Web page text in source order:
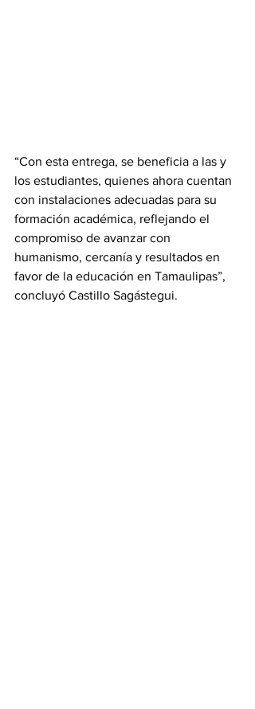
“Con esta entrega, se beneficia a las y
los estudiantes, quienes ahora cuentan
con instalaciones adecuadas para su
formación académica, reflejando el
compromiso de avanzar con
humanismo, cercanía y resultados en
favor de la educación en Tamaulipas”,
concluyó Castillo Sagástegui.